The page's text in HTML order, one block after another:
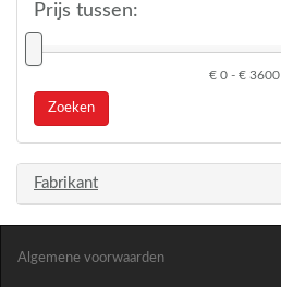
Prijs tussen:
€ 0 - € 3600
Zoeken
Fabrikant
Algemene voorwaarden